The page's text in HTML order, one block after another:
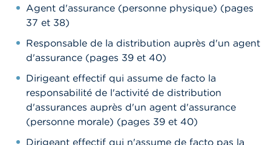
Agent d'assurance (personne physique) (pages
37 et 38)
Responsable de la distribution auprès d'un agent
d'assurance (pages 39 et 40)
Dirigeant effectif qui assume de facto la
responsabilité de l'activité de distribution
d'assurances auprès d'un agent d'assurance
(personne morale) (pages 39 et 40)
Dirigeant effectif qui n'assume de facto pas la